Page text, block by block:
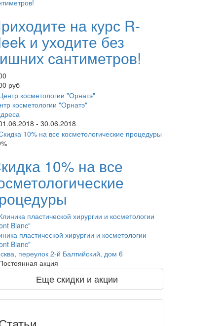
на курс R-
и уходите без
сантиметров!
руб
косметологии "Орнатэ"
- 30.06.2018
10% на все
пластической хирургии и косметологии
Blanc"
переулок 2-й Балтийский, дом 6
акция
Еще скидки и акции